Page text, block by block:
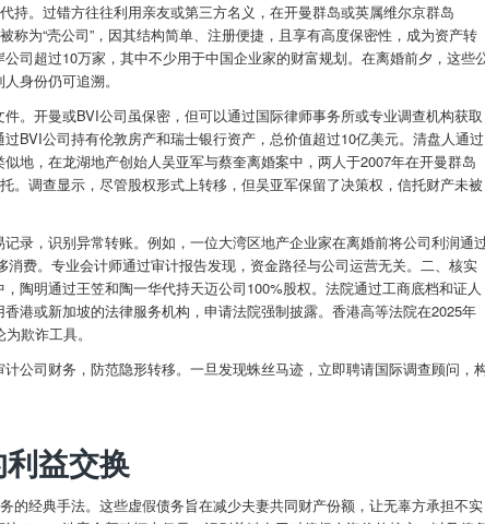
持。过错方往往利用亲友或第三方名义，在开曼群岛或英属维尔京群岛
称为“壳公司”，因其结构简单、注册便捷，且享有高度保密性，成为资产转
司超过10万家，其中不少用于中国企业家的财富规划。在离婚前夕，这些
身份仍可追溯。
。开曼或BVI公司虽保密，但可以通过国际律师事务所或专业调查机构获取
BVI公司持有伦敦房产和瑞士银行资产，总价值超过10亿美元。清盘人通过
地，在龙湖地产创始人吴亚军与蔡奎离婚案中，两人于2007年在开曼群岛
调查显示，尽管股权形式上转移，但吴亚军保留了决策权，信托财产未被
录，识别异常转账。例如，一位大湾区地产企业家在离婚前将公司利润通
费。专业会计师通过审计报告发现，资金路径与公司运营无关。二、核实
陶明通过王笠和陶一华代持天迈公司100%股权。法院通过工商底档和证人
港或新加坡的法律服务机构，申请法院强制披露。香港高等法院在2025年
欺诈工具。
公司财务，防范隐形转移。一旦发现蛛丝马迹，立即聘请国际调查顾问，
益交换
的经典手法。这些虚假债务旨在减少夫妻共同财产份额，让无辜方承担不实